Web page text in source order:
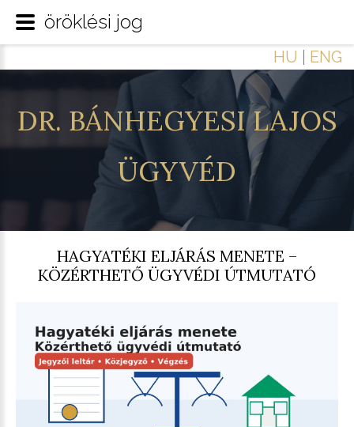
HU ENG
DR. BÁNHEGYESI LAJOS
ÜGYVÉD
HAGYATÉKI ELJÁRÁS MENETE –
KÖZÉRTHETŐ ÜGYVÉDI ÚTMUTATÓ
öröklési jog